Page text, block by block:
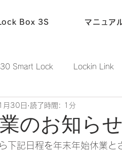
Box 3S マニュア
Smart Lock Lockin Link
のお知らせ
30日 読了時間: 1分
下記日程を年末年始休業と